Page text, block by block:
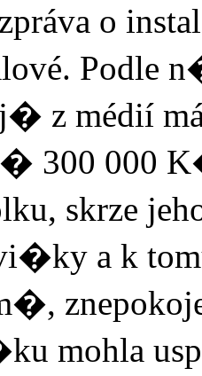
o
Podle
z médií
000 K�.
skrze
a k
mohla